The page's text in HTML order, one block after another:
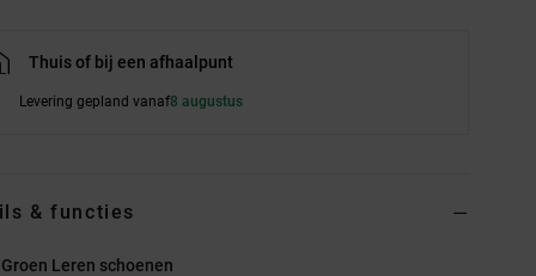
Thuis of bij een afhaalpunt
Levering gepland vanaf8 augustus
& functies
Leren schoenen